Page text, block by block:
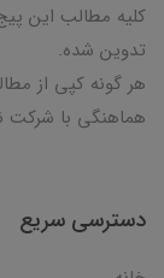
کلیه مطالب این
تدوین شده.
هر گونه کپی از
هماهنگی با شرکت
دسترسی سریع